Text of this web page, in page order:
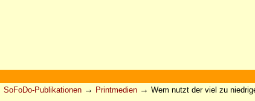
SoFoDo-Publikationen → Printmedien → Wem nutzt der viel zu